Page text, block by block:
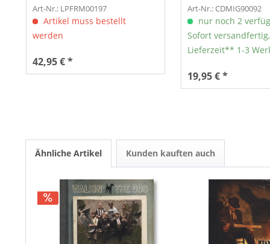
Art-Nr.: LPFRM00197
Artikel muss bestellt
werden
42,95 € *
Art-Nr.: CDMIG90092
nur noch 2
Sofort versandfertig,
Lieferzeit** 1-3
19,95 € *
Ähnliche Artikel Kunden kauften auch